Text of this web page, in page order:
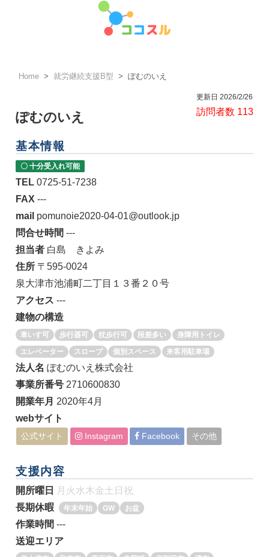
Home 就労継続支援B型 ぽむのいえ
ぽむのいえ
更新日 2026/2/26
訪問者数 113
基本情報
〇 十分受入れ可能
TEL 0725-51-7238
FAX ---
mail pomunoie2020-04-01@outlook.jp
問合せ時間 ---
担当者 白島 きよみ
住所 〒595-0024
泉大津市池浦町二丁目１３番２０号
アクセス ---
建物の構造
車いす可 歩行器可 杖歩行可 段差多い
身障用トイレ
エレベーター
スロープ 個別スペース 来客用駐車場
法人名 ぽむのいえ株式会社
事業所番号 2710600830
開業年月 2020年4月
webサイト
公式サイト Instagram Facebook その他
支援内容
開所曜日 月 火 水 木金土 日 祝
長期休暇
年末年始 GW お盆
作業時間 ---
送迎エリア